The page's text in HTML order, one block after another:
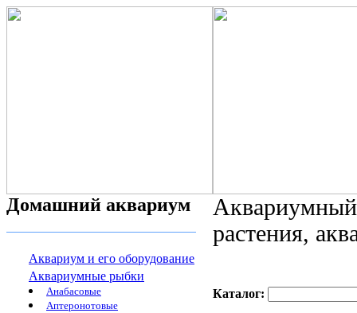
Домашний аквариум
Аквариум и его оборудование
Аквариумные рыбки
Анабасовые
Аптеронотовые
растения,
Каталог: